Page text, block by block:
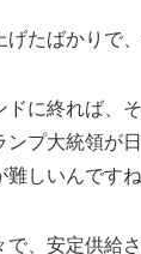
たばかりで
ドに終れば、
ンプ大統領が
しいんです
で、安定供給